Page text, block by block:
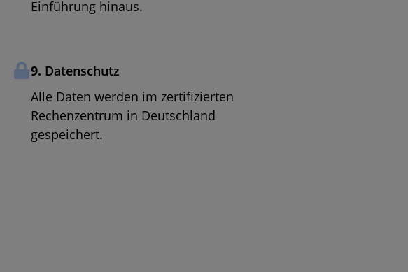
Einführung hinaus.
9. Datenschutz
Alle Daten werden im zertifizierten
Rechenzentrum in Deutschland
gespeichert.